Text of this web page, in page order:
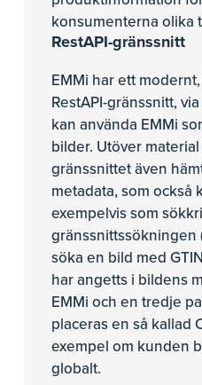
konsumenterna olika
RestAPI-gränssnitt
EMMi har ett
RestAPI-gränssnitt,
kan använda EMMi
bilder. Utöver
gränssnittet även
metadata, som också
exempelvis som
gränssnittssökningen
söka en bild med
har angetts i bildens
EMMi och en tredje
placeras en så kallad
exempel om kunden
globalt.